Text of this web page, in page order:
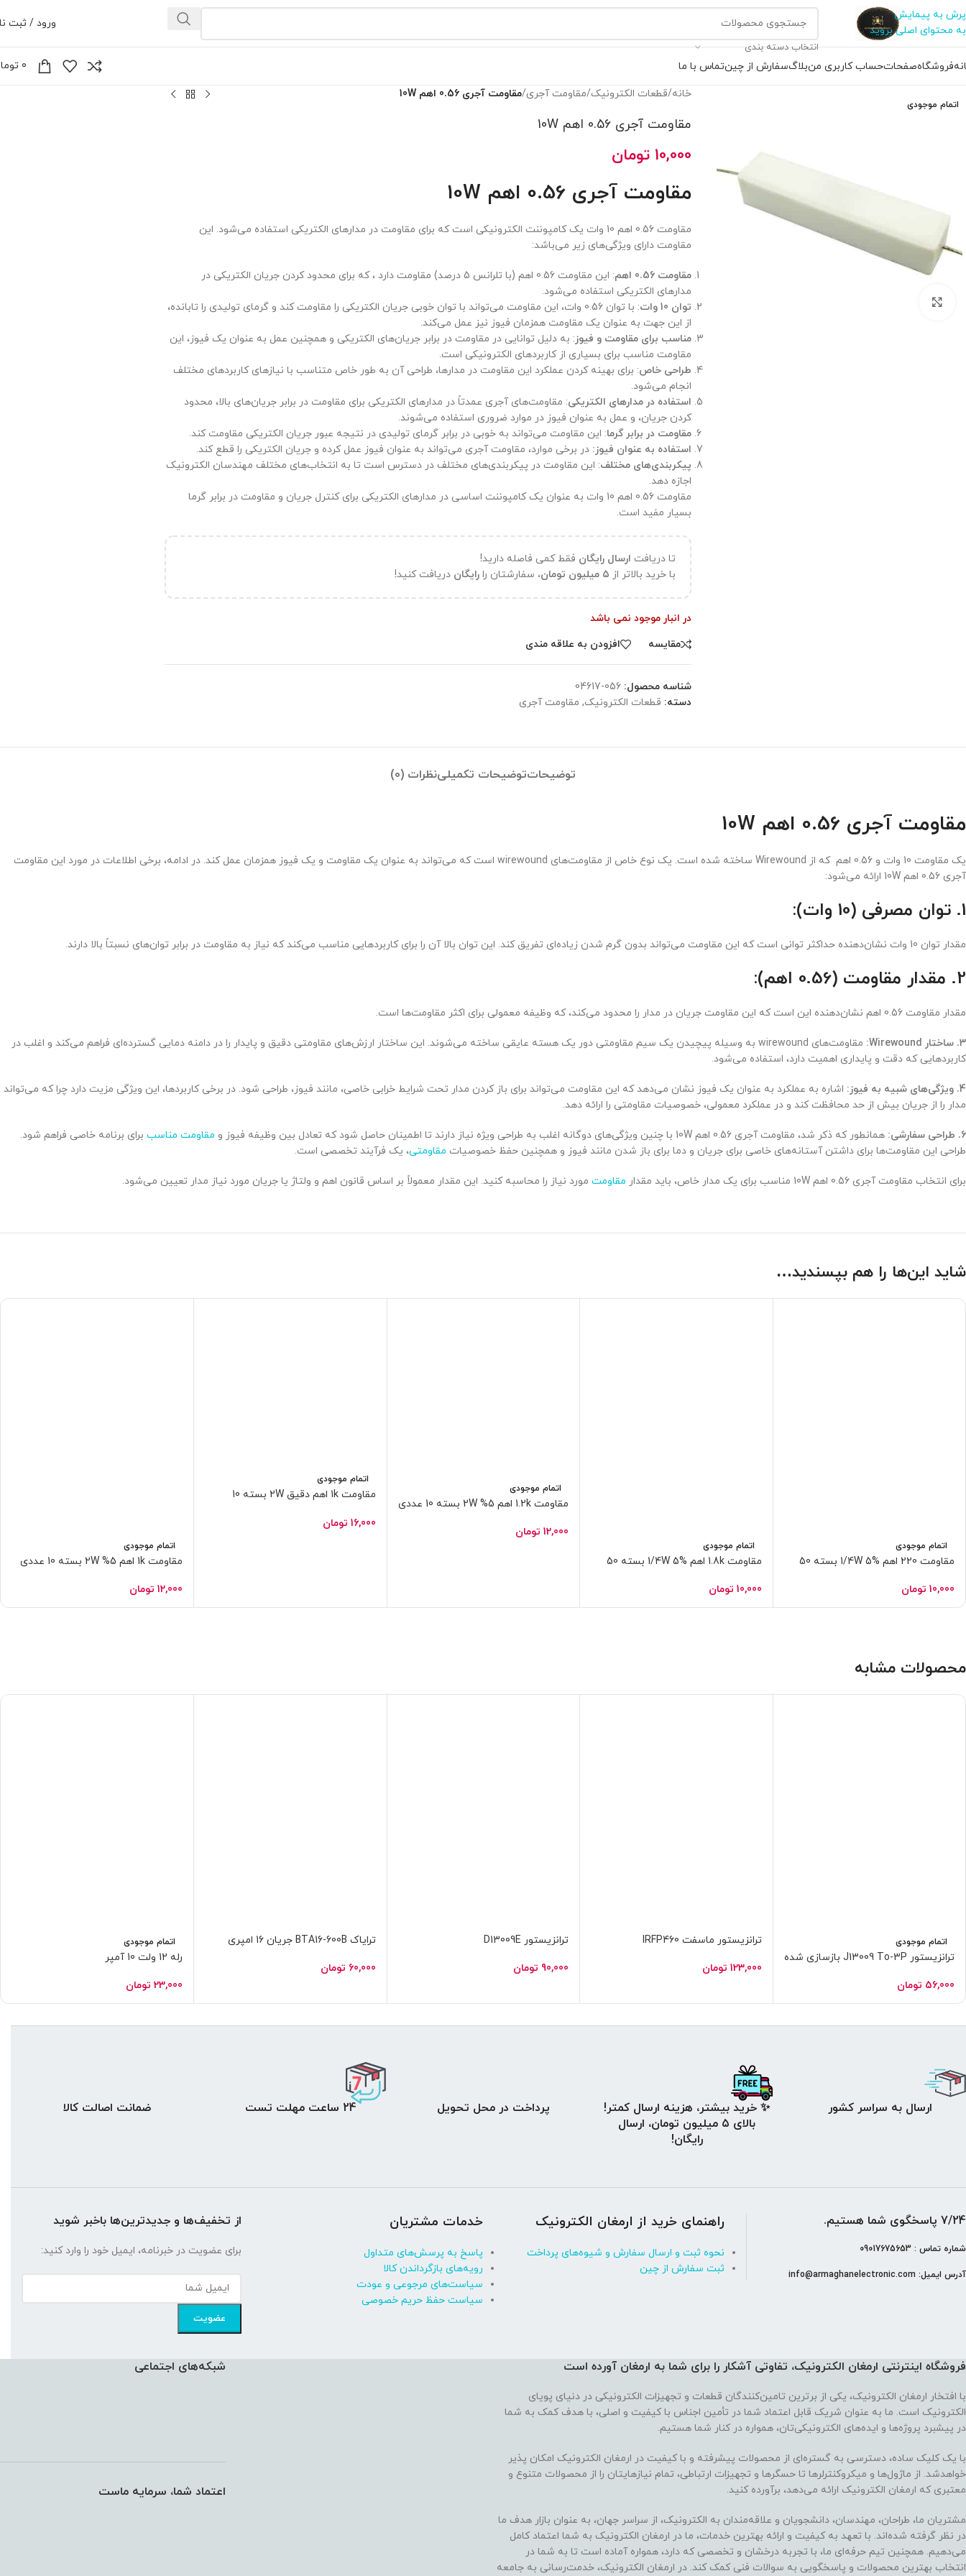
پرش به پیمایش
به محتوای اصلی بروید
انتخاب دسته بندی
ورود / ثبت
فروشگاهصفحاتحساب کاربری منبلاگسفارش از چینتماس با ما 0
اتمام موجودی
خانه/قطعات الکترونیک/مقاومت آجری/مقاومت آجری 0.56 اهم 10W
مقاومت آجری 0.56 اهم 10W
10,000 تومان
مقاومت آجری 0.56 اهم 10W
مقاومت 0.56 اهم 10 وات یک کامپوننت الکترونیکی است که برای مقاومت در مدارهای الکتریکی استفاده می‌شود. این
مقاومت دارای ویژگی‌های زیر می‌باشد:
مقاومت 0.56 اهم
: این مقاومت 0.56 اهم (با تلرانس 5 درصد) مقاومت دارد ، که برای محدود کردن جریان الکتریکی در
مدارهای الکتریکی استفاده می‌شود.
توان 10 وات
: با توان 0.56 وات، این مقاومت می‌تواند با توان خوبی جریان الکتریکی را مقاومت کند و گرمای تولیدی را تابانده،
از این جهت به عنوان یک مقاومت همزمان فیوز نیز عمل می‌کند.
مناسب برای مقاومت و فیوز: به دلیل توانایی در مقاومت در برابر جریان‌های الکتریکی و همچنین عمل به عنوان یک فیوز، این
مقاومت مناسب برای بسیاری از کاربردهای الکترونیکی است.
طراحی خاص: برای بهینه کردن عملکرد این مقاومت در مدارها، طراحی آن به طور خاص متناسب با نیازهای کاربردهای مختلف
انجام می‌شود.
استفاده در مدارهای الکتریکی: مقاومت‌های آجری عمدتاً در مدارهای الکتریکی برای مقاومت در برابر جریان‌های بالا، محدود
کردن جریان، و عمل به عنوان فیوز در موارد ضروری استفاده می‌شوند.
مقاومت در برابر گرما: این مقاومت می‌تواند به خوبی در برابر گرمای تولیدی در نتیجه عبور جریان الکتریکی مقاومت کند.
استفاده به عنوان فیوز: در برخی موارد، مقاومت آجری می‌تواند به عنوان فیوز عمل کرده و جریان الکتریکی را قطع کند.
پیکربندی‌های مختلف: این مقاومت در پیکربندی‌های مختلف در دسترس است تا به انتخاب‌های مختلف مهندسان الکترونیک
اجازه دهد.
مقاومت 0.56 اهم 10 وات به عنوان یک کامپوننت اساسی در مدارهای الکتریکی برای کنترل جریان و مقاومت در برابر گرما
بسیار مفید است.
تا دریافت ارسال رایگان فقط کمی فاصله دارید!
با خرید بالاتر از ۵ میلیون تومان، سفارشتان را رایگان دریافت کنید!
در انبار موجود نمی باشد
مقایسه
افزودن به علاقه مندی
شناسه محصول: 056-04617
دسته: قطعات الکترونیک, مقاومت آجری
توضیحاتتوضیحات تکمیلینظرات (0)
مقاومت آجری 0.56 اهم 10W
یک مقاومت 10 وات و 0.56 اهم که از Wirewound ساخته شده است. یک نوع خاص از مقاومت‌های wirewound است که می‌تواند به عنوان یک مقاومت و یک فیوز همزمان عمل کند. در ادامه، برخی اطلاعات در مورد این مقاومت
آجری 0.56 اهم 10W ارائه می‌شود:
1. توان مصرفی (10 وات):
مقدار توان 10 وات نشان‌دهنده حداکثر توانی است که این مقاومت می‌تواند بدون گرم شدن زیاده‌ای تفریق کند. این توان بالا آن را برای کاربردهایی مناسب می‌کند که نیاز به مقاومت در برابر توان‌های نسبتاً بالا دارند.
2. مقدار مقاومت (0.56 اهم):
مقدار مقاومت 0.56 اهم نشان‌دهنده این است که این مقاومت جریان در مدار را محدود می‌کند، که وظیفه معمولی برای اکثر مقاومت‌ها است.
3. ساختار Wirewound:
مقاومت‌های wirewound به وسیله پیچیدن یک سیم مقاومتی دور یک هسته عایقی ساخته می‌شوند. این ساختار ارزش‌های مقاومتی دقیق و پایدار را در دامنه دمایی گسترده‌ای فراهم می‌کند و اغلب در
کاربردهایی که دقت و پایداری اهمیت دارد، استفاده می‌شود.
4. ویژگی‌های شبیه به فیوز:
اشاره به عملکرد به عنوان یک فیوز نشان می‌دهد که این مقاومت می‌تواند برای باز کردن مدار تحت شرایط خرابی خاصی، مانند فیوز، طراحی شود. در برخی کاربردها، این ویژگی مزیت دارد چرا که می‌تواند
مدار را از جریان بیش از حد محافظت کند و در عملکرد معمولی، خصوصیات مقاومتی را ارائه دهد.
6. طراحی سفارشی: همانطور که ذکر شد، مقاومت آجری 0.56 اهم 10W با چنین ویژگی‌های دوگانه اغلب به طراحی ویژه نیاز دارند تا اطمینان حاصل شود که تعادل بین وظیفه فیوز و مقاومت مناسب برای برنامه خاصی فراهم شود.
طراحی این مقاومت‌ها برای داشتن آستانه‌های خاصی برای جریان و دما برای باز شدن مانند فیوز و همچنین حفظ خصوصیات مقاومتی، یک فرآیند تخصصی است.
برای انتخاب مقاومت آجری 0.56 اهم 10W مناسب برای یک مدار خاص، باید مقدار مقاومت مورد نیاز را محاسبه کنید. این مقدار معمولاً بر اساس قانون اهم و ولتاژ یا جریان مورد نیاز مدار تعیین می‌شود.
شاید این‌ها را هم بپسندید…
اتمام موجودی
مقاومت 220 اهم 1/4W 5% بسته 50
10,000 تومان
اتمام موجودی
مقاومت 1.8k اهم 1/4W 5% بسته 50
10,000 تومان
اتمام موجودی
مقاومت 1.2k اهم 5% 2W بسته 10 عددی
12,000 تومان
اتمام موجودی
مقاومت 1k اهم دقیق 2W بسته 10
16,000 تومان
اتمام موجودی
مقاومت 1k اهم 5% 2W بسته 10 عددی
12,000 تومان
محصولات مشابه
اتمام موجودی
ترانزیستور J13009 To-3P بازسازی شده
56,000 تومان
ترانزیستور ماسفت IRFP460
123,000 تومان
ترانزیستور D13009E
90,000 تومان
ترایاک BTA16-600B جریان 16 امپری
60,000 تومان
اتمام موجودی
رله 12 ولت 10 آمپر
23,000 تومان
ضمانت اصالت کالا 24 ساعت مهلت تست پرداخت در محل تحویل
✨ خرید بیشتر، هزینه ارسال کمتر!
بالای ۵ میلیون تومان، ارسال
رایگان!
ارسال به سراسر کشور
از تخفیف‌ها و جدیدترین‌ها باخبر شوید
برای عضویت در خبرنامه، ایمیل خود را وارد کنید:
خدمات مشتریان
پاسخ به پرسش‌های متداول
رویه‌های بازگرداندن کالا
سیاست‌های مرجوعی و عودت
سیاست حفظ حریم خصوصی
راهنمای خرید از ارمغان الکترونیک
نحوه ثبت و ارسال سفارش و شیوه‌های پرداخت
ثبت سفارش از چین
7/24 پاسخگوی شما هستیم.
شماره تماس : 09017675653
آدرس ایمیل: info@armaghanelectronic.com
فروشگاه اینترنتی ارمغان الکترونیک، تفاوتی آشکار را برای شما به ارمغان آورده‌ است
با افتخار ارمغان الکترونیک، یکی از برترین تامین‌کنندگان قطعات و تجهیزات الکترونیکی در دنیای پویای
الکترونیک است. ما به عنوان شریک قابل اعتماد شما در تأمین اجناس با کیفیت و اصلی، با هدف کمک به شما
در پیشبرد پروژه‌ها و ایده‌های الکترونیکی‌تان، همواره در کنار شما هستیم.
با یک کلیک ساده، دسترسی به گستره‌ای از محصولات پیشرفته و با کیفیت در ارمغان الکترونیک امکان پذیر
خواهدشد. از ماژول‌ها و میکروکنترلرها تا حسگرها و تجهیزات ارتباطی، تمام نیازهایتان را از محصولات متنوع و
معتبری که ارمغان الکترونیک ارائه می‌دهد، برآورده کنید.
مشتریان ما، طراحان، مهندسان، دانشجویان و علاقه‌مندان به الکترونیک، از سراسر جهان، به عنوان بازار هدف ما
در نظر گرفته شده‌اند. با تعهد به کیفیت و ارائه بهترین خدمات، ما در ارمغان الکترونیک به شما اعتماد کامل
می‌دهیم. همچنین تیم حرفه‌ای ما، با تجربه درخشان و تخصصی که دارد، همواره آماده است تا به شما در
انتخاب بهترین محصولات و پاسخگویی به سوالات فنی کمک کند. در ارمغان الکترونیک، خدمت‌رسانی به جامعه
شبکه‌های اجتماعی
اعتماد شما، سرمایه ماست